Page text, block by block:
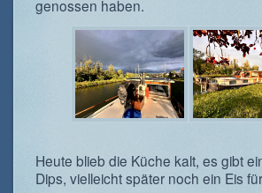
genossen haben.
Heute blieb die Küche kalt, es gibt
Dips, vielleicht später noch ein Eis